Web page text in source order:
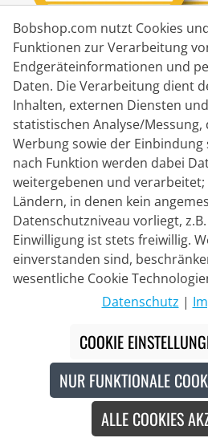
Kontakt
Livechat
Mo - Fr: 8:30 bis 16:00 (MEZ)
Whatsapp
Rückruf
Kontaktformular
Lieferpartner
Die durchgestrichenen Preise
Markteinführungspreisen der aktuellen
© 2026 Bike o' bello Radsportversand
Bobshop.com nutzt Cookies
Funktionen zur Verarbeitung
Endgeräteinformationen und
Daten. Die Verarbeitung dient
Inhalten, externen Diensten
statistischen Analyse/
Werbung sowie der Einbindung
nach Funktion werden dabei
weitergebenen und
Ländern, in denen kein
Datenschutzniveau vorliegt,
Einwilligung ist stets freiwillig.
einverstanden sind,
wesentliche Cookie
Datenschutz |
COOKIE
NUR FUNKTIONALE
ALLE COOKIES